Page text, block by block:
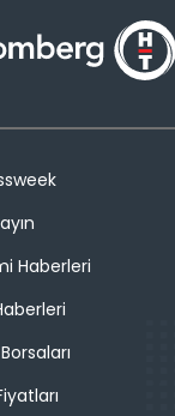
Haberleri